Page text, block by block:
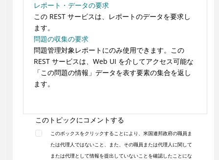
レポート・データの要求
この REST サービスは、レポートのデータを要求し
ます。
問題の収集の要求
問題管理対象レポートにのみ使用できます。この
REST サービスは、Web UI を介してアクセス可能な
「この問題の情報」データを表す要素の集合を返し
ます。
このトピックにコメントする
このボックスをクリックすることにより、米国連邦政府の職員ま
たは代理人ではないこと、また、その職員または代理人に関して
または代理として情報を提出していないことを確認したことにな